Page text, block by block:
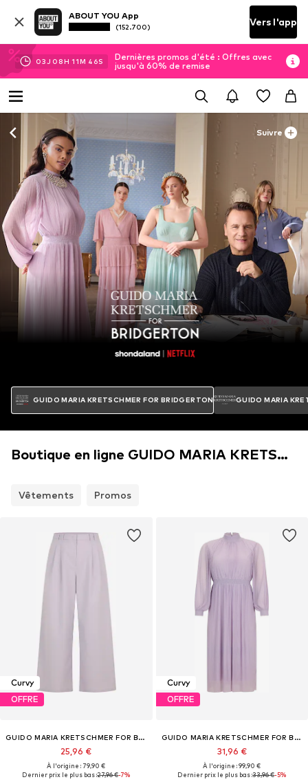
ABOUT YOU App
(152.700) Vers l'app
03J 08H 11M 45S
Dernières promos d'été : Offres avec
jusqu'à 60% de remise
Suivre
GUIDO MARIA KRETSCHMER FOR BRIDGERTON GUIDO MARIA
Boutique en ligne GUIDO MARIA KRETSCHMER FOR BRIDGERTON
Vêtements Promos
Curvy
OFFRE
GUIDO MARIA KRETSCHMER FOR BRIDGERTON
25,96 €
À l'origine : 79,90 €
Dernier prix le plus bas :27,96 €-7%
Curvy
OFFRE
GUIDO MARIA KRETSCHMER FOR BRIDGERTON
31,96 €
À l'origine : 99,90 €
Dernier prix le plus bas :33,96 €-5%